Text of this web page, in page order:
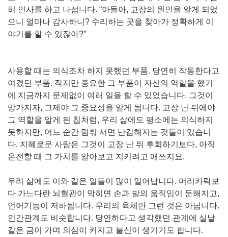
혀 인사를 하고 나섭니다. “아들아, 고장의 원인을 알게 되었
으니 얼마나 감사하니? 수리하는 곳을 찾아가 정확하게 이
야기를 할 수 있잖아?”
사용할 때는 의식조차 하지 못했던 부품. 당연히 작동한다고
여겼던 부품. 작지만 중요한 그 부품이 자신의 역할을 했기
에 지금까지 문제없이 여러 일을 할 수 있었습니다. 그것이
망가지자, 그제야 그 중요성을 알게 됩니다. 고장 난 뒤에야
그 역할을 알게 된 칩처럼, 우리 삶에도 평소에는 의식하지
못하지만, 어느 순간 멈춰 서면 난감해지는 것들이 있습니
다. 지혜로운 사람은 그것이 고장 난 뒤 후회하기보다, 아직
온전할 때 그 가치를 알아보고 지키려고 애쓰지요.
우리 삶에도 이와 같은 일들이 많이 일어납니다. 머리카락보
다 가느다란 뇌혈관이 막히면 손과 발의 움직임이 둔해지고,
언어기능이 저하됩니다. 우리의 육체만 그런 것은 아닙니다.
인간관계도 비슷합니다. 당연하다고 생각했던 관계에 실낱
같은 금이 가며 의심이 커지고 불신이 생기기도 합니다.